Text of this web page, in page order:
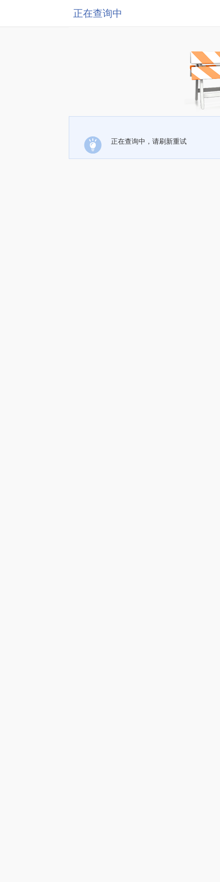
正在查询中
正在查询中，请刷新重试